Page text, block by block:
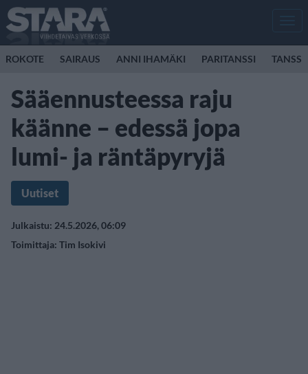
ROKOTE SAIRAUS ANNI IHAMÄKI PARITANSSI TANSSI
Sääennusteessa raju
käänne – edessä jopa
lumi- ja räntäpyryjä
Uutiset
Julkaistu: 24.5.2026, 06:09
Toimittaja: Tim Isokivi